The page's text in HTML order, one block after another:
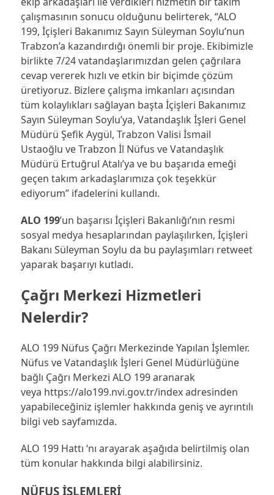
çalışmasının sonucu olduğunu belirterek, “ALO
199, İçişleri Bakanımız Sayın Süleyman Soylu’nun
Trabzon’a kazandırdığı önemli bir proje. Ekibimizle
birlikte 7/24 vatandaşlarımızdan gelen çağrılara
cevap vererek hızlı ve etkin bir biçimde çözüm
üretiyoruz. Bizlere çalışma imkanları açısından
tüm kolaylıkları sağlayan başta İçişleri Bakanımız
Sayın Süleyman Soylu’ya, Vatandaşlık İşleri Genel
Müdürü Şefik Aygül, Trabzon Valisi İsmail
Ustaoğlu ve Trabzon İl Nüfus ve Vatandaşlık
Müdürü Ertuğrul Atalı’ya ve bu başarıda emeği
geçen takım arkadaşlarımıza çok teşekkür
ediyorum” ifadelerini kullandı.
ALO 199’un başarısı İçişleri Bakanlığı’nın resmi
sosyal medya hesaplarından paylaşılırken, İçişleri
Bakanı Süleyman Soylu da bu paylaşımları retweet
yaparak başarıyı kutladı.
Çağrı Merkezi Hizmetleri
Nelerdir?
ALO 199 Nüfus Çağrı Merkezinde Yapılan İşlemler.
Nüfus ve Vatandaşlık İşleri Genel Müdürlüğüne
bağlı Çağrı Merkezi ALO 199 aranarak
veya https://alo199.nvi.gov.tr/index adresinden
yapabileceğiniz işlemler hakkında geniş ve ayrıntılı
bilgi veb sayfamızda.
ALO 199 Hattı ‘nı arayarak aşağıda belirtilmiş olan
tüm konular hakkında bilgi alabilirsiniz.
NÜFUS İŞLEMLERİ